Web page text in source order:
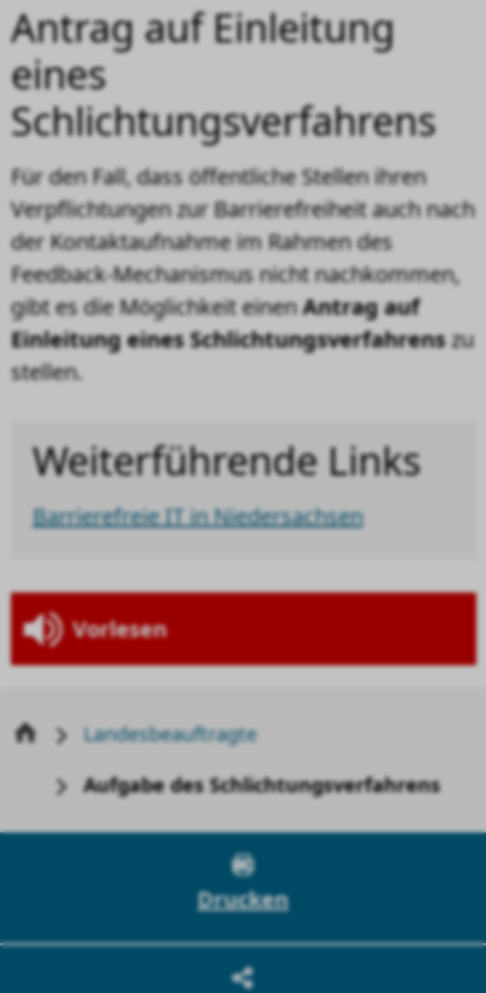
Vorlesen
Antrag auf Einleitung
eines
Schlichtungsverfahrens
Für den Fall, dass öffentliche Stellen ihren
Verpflichtungen zur Barrierefreiheit auch nach
der Kontaktaufnahme im Rahmen des
Feedback-Mechanismus nicht nachkommen,
gibt es die Möglichkeit einenAntrag auf
Einleitung eines Schlichtungsverfahrenszu
stellen.
Weiterführende Links
Barrierefreie IT in Niedersachsen
Landesbeauftragte
Aufgabe des Schlichtungsverfahrens
Drucken